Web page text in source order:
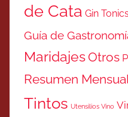
de Cata Gin Tonics
Guía de
MaridajesOtros
Resumen
Tintos Utensilios Vino